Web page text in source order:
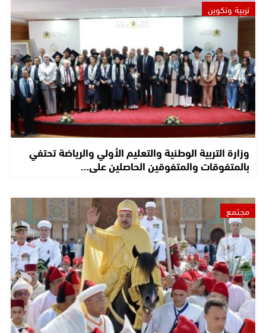
تربية وتكوين
وزارة التربية الوطنية والتعليم الأولي والرياضة تحتفي
بالمتفوقات والمتفوقين الحاصلين على…
مجتمع